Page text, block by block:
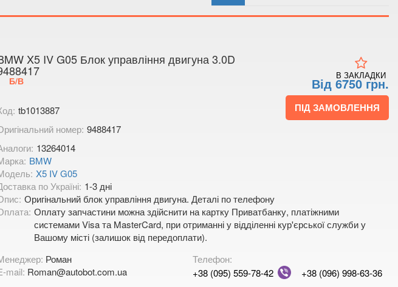
X5 IV G05 Блок управління двигуна 3.0D
Б/В Від 6750 грн.
ПІД ЗАМОВЛЕННЯ
В ЗАКЛАДКИ
tb1013887
номер: 9488417
13264014
BMW
X5 IV G05
по Україні: 1-3 дні
Оригінальний блок управління двигуна. Деталі по телефону
Оплату запчастини можна здійснити на картку Приватбанку, платіжними
системами Visa та MasterCard, при отриманні у відділенні кур'єрської служби у
Вашому місті (залишок від передоплати).
Роман
mail: Roman@autobot.com.ua
Телефон:
+38 (095) 559-78-42
+38 (096) 998-63-36
Показати на мапі